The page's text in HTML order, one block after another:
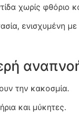
χωρίς φθόριο
ενισχυμένη
την κακοσμία.
και μύκητες.